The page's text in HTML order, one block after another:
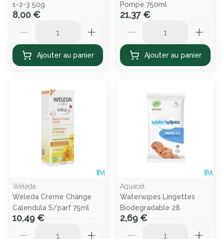
1-2-3 50g
8,00 €
Ajouter au panier
Pompe 750ml
21,37 €
Ajouter au panier
Weleda
Weleda Creme Change
Calendula S/parf 75ml
10,49 €
Aquacel
Waterwipes Lingettes
Biodegradable 28
2,69 €